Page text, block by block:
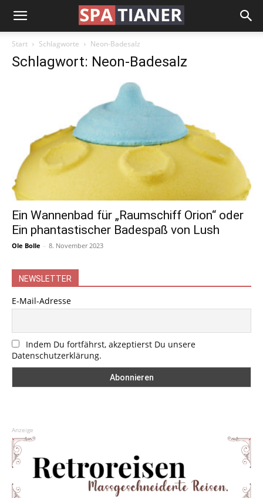
Start Schlagworte Neon-Badesalz
Schlagwort: Neon-Badesalz
Ein Wannenbad für „Raumschiff Orion“ oder
Ein phantastischer Badespaß von Lush
Ole Bolle - 8. November 2023
NEWSLETTER
E-Mail-Adresse
Indem Du fortfährst, akzeptierst Du unsere
Datenschutzerklärung.
Anzeige